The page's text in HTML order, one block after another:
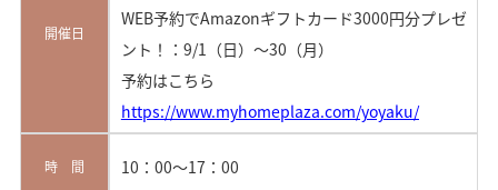
開催日
WEB予約でAmazonギフトカード3000円分プレゼ
ント！：9/1（日）～30（月）
予約はこちら
https://www.myhomeplaza.com/yoyaku/
時 間 10：00～17：00